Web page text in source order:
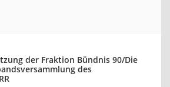
der Fraktion Bündnis 90/Die
des